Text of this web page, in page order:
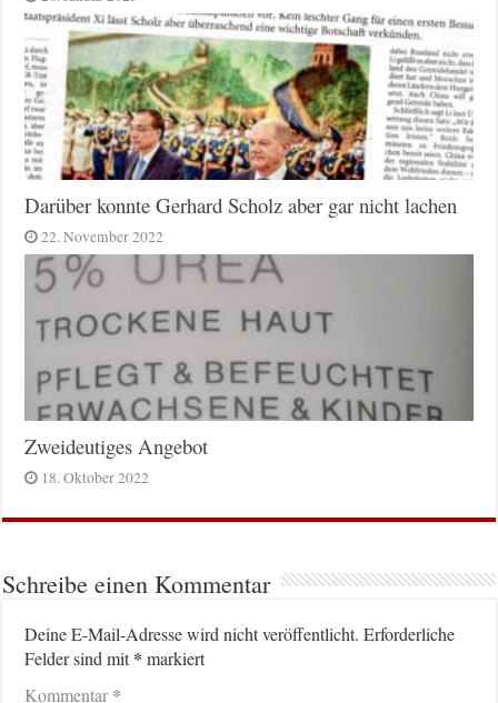
Darüber konnte Gerhard Scholz aber gar nicht lachen
22. November 2022
Zweideutiges Angebot
18. Oktober 2022
Schreibe einen Kommentar
Deine E-Mail-Adresse wird nicht veröffentlicht. Erforderliche
Felder sind mit* markiert
Kommentar*